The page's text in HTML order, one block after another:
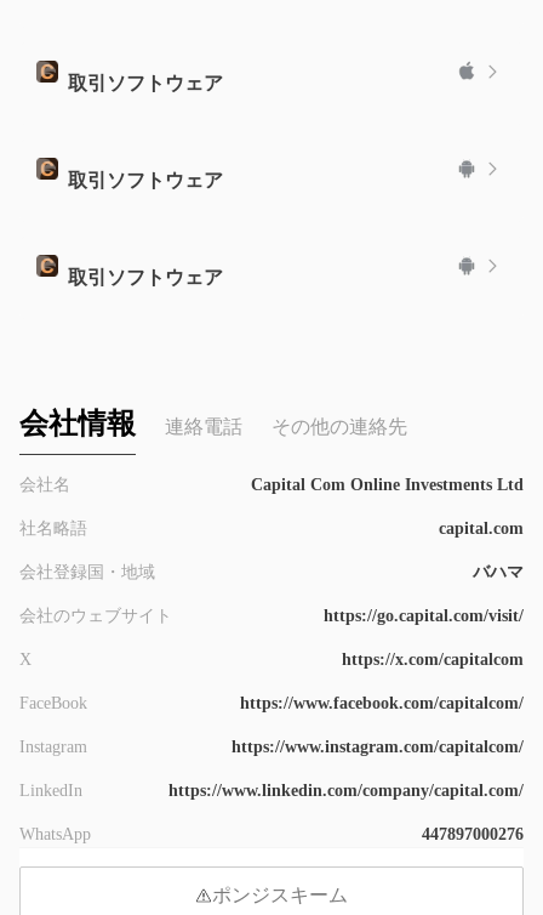
取引ソフトウェア
取引ソフトウェア
取引ソフトウェア
会社情報 連絡電話 その他の連絡先
会社名 Capital Com Online Investments Ltd
社名略語 capital.com
会社登録国・地域 バハマ
会社のウェブサイト https://go.capital.com/visit/
X https://x.com/capitalcom
FaceBook https://www.facebook.com/capitalcom/
Instagram https://www.instagram.com/capitalcom/
LinkedIn https://www.linkedin.com/company/capital.com/
WhatsApp 447897000276
ポンジスキーム